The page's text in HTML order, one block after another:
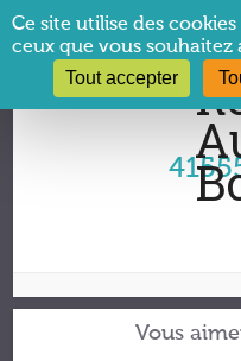
Vous êtes ici :CRA
Vous
Panneau de gestion des
Ce site utilise des
ceux que vous souhaitez
Tout accepter